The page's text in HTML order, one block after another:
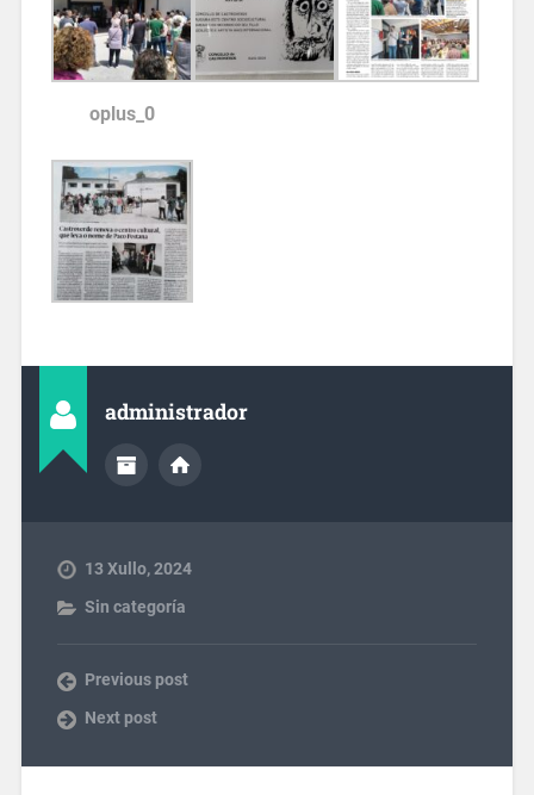
oplus_0
administrador
13 Xullo, 2024
Sin categoría
Previous post
Next post